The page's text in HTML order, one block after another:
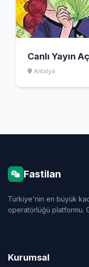
Canlı Yayın
Antalya
Fastilan
Türkiye'nin en büyük
operatörlüğü platformu.
Kurumsal